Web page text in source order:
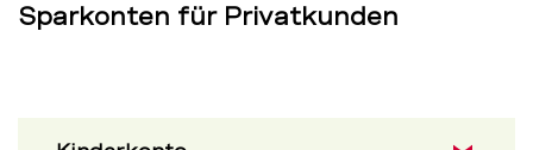
Sparkonten für Privatkunden